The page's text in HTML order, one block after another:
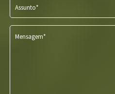
Assunto*
Mensagem*